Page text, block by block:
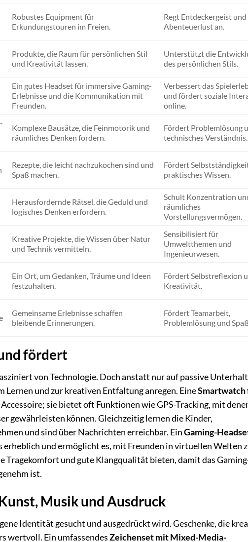
Robustes Equipment für
Erkundungstouren im Freien.
Regt Entdeckergeist und
Abenteuerlust an.
Produkte, die Raum für persönlichen Stil
und Kreativität lassen.
Unterstützt die
des persönlichen Stils.
Ein gutes Headset für immersive Gaming-
Erlebnisse und die Kommunikation mit
Freunden.
Verbessert das
und fördert soziale
online.
Komplexe Bausätze, die Feinmotorik und
räumliches Denken fordern.
Fördert Problemlösung
technisches Verständnis.
Rezepte, die leicht nachzukochen sind und
Spaß machen.
Fördert
praktisches Wissen.
Herausfordernde Rätsel, die Geduld und
logisches Denken erfordern.
Schult Konzentration
räumliches
Vorstellungsvermögen.
Kreative Projekte, die Wissen über Natur
und Technik vermitteln.
Sensibilisiert für
Umweltthemen und
Ingenieurwesen.
Ein Ort, um Gedanken, Träume und Ideen
festzuhalten.
Fördert Selbstreflexion
Kreativität.
Gemeinsame Erlebnisse schaffen
bleibende Erinnerungen.
Fördert Teamarbeit,
Problemlösung und
fördert
von Technologie. Doch anstatt nur auf passive
Lernen und zur kreativen Entfaltung anregen. EineSmartwatch
sie bietet oft Funktionen wie GPS-Tracking, mit
gewährleisten können. Gleichzeitig lernen die Kinder,
und sind über Nachrichten erreichbar. EinGaming-
erheblich und ermöglicht es, mit Freunden in virtuellen Welten
Tragekomfort und gute Klangqualität bieten, damit das
ist.
Musik und Ausdruck
Identität gesucht und ausgedrückt wird. Geschenke, die
wertvoll. Ein umfassendesZeichenset mit Mixed-Media-